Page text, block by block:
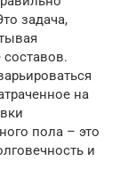
задача,
на
пола – это
и